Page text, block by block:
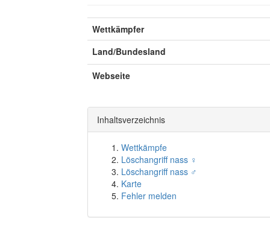
Wettkämpfer
Land/Bundesland
Webseite
Inhaltsverzeichnis
Wettkämpfe
Löschangriff nass ♀
Löschangriff nass ♂
Karte
Fehler melden